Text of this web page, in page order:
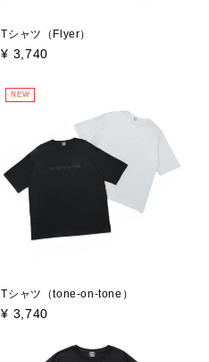
Tシャツ（Flyer）
¥ 3,740
NEW
Tシャツ（tone-on-tone）
¥ 3,740